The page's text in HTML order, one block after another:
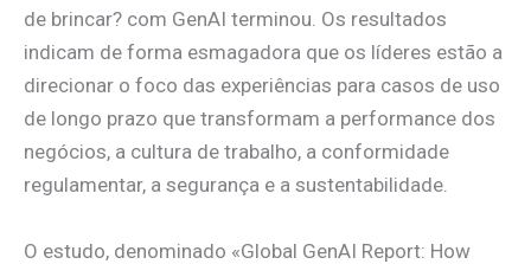
de brincar? com GenAI terminou. Os resultados
indicam de forma esmagadora que os líderes estão a
direcionar o foco das experiências para casos de uso
de longo prazo que transformam a performance dos
negócios, a cultura de trabalho, a conformidade
regulamentar, a segurança e a sustentabilidade.
O estudo, denominado «Global GenAI Report: How